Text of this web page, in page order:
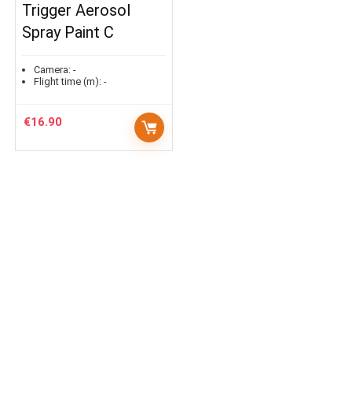
Trigger Aerosol
Spray Paint C
Camera: -
Flight time (m): -
€16.90